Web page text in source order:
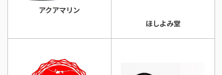
アクアマリン
ほしよみ堂